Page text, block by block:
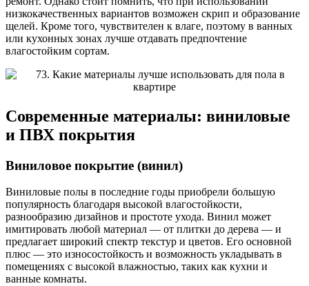
низкокачественных вариантов возможен скрип и образование
щелей. Кроме того, чувствителен к влаге, поэтому в ванных
или кухонных зонах лучше отдавать предпочтение
влагостойким сортам.
Современные материалы: виниловые
и ПВХ покрытия
Виниловое покрытие (винил)
Виниловые полы в последние годы приобрели большую
популярность благодаря высокой влагостойкости,
разнообразию дизайнов и простоте ухода. Винил может
имитировать любой материал — от плитки до дерева — и
предлагает широкий спектр текстур и цветов. Его основной
плюс — это износостойкость и возможность укладывать в
помещениях с высокой влажностью, таких как кухни и
ванные комнаты.